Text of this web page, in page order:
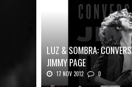
LUZ & SOMBRA:
JIMMY PAGE
17 NOV 2012 0
Luz & Sombra: Conversas com